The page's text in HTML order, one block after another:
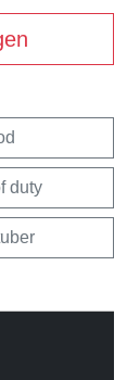
duty